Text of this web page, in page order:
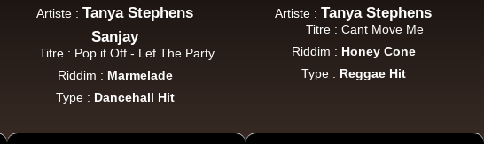
26.95€
Artiste :Tanya Stephens
Sanjay
Titre : Pop it Off - Lef The Party
Riddim : Marmelade
Type : Dancehall Hit
Artiste :Tanya Stephens
Titre : Cant Move Me
Riddim : Honey Cone
Type : Reggae Hit